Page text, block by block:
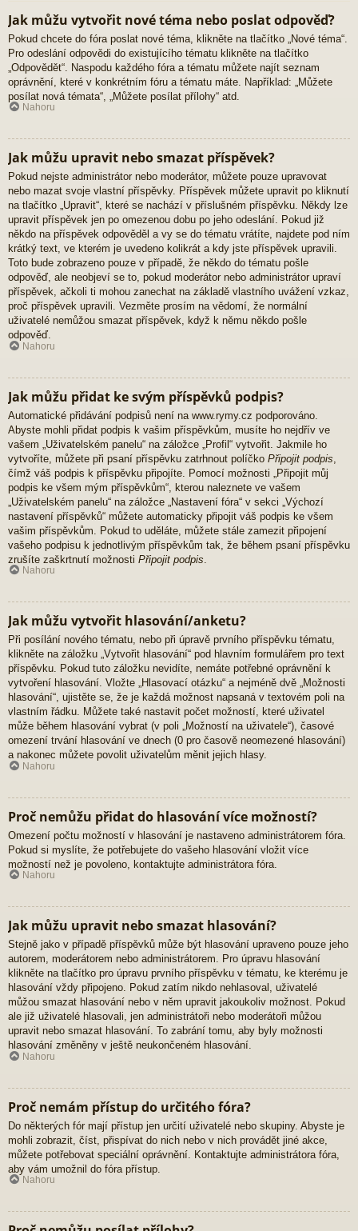
Jak můžu vytvořit nové téma nebo poslat odpověď?
Pokud chcete do fóra poslat nové téma, klikněte na tlačítko „Nové téma“.
Pro odeslání odpovědi do existujícího tématu klikněte na tlačítko
„Odpovědět“. Naspodu každého fóra a tématu můžete najít seznam
oprávnění, které v konkrétním fóru a tématu máte. Například: „Můžete
posílat nová témata“, „Můžete posílat přílohy“ atd.
Nahoru
Jak můžu upravit nebo smazat příspěvek?
Pokud nejste administrátor nebo moderátor, můžete pouze upravovat
nebo mazat svoje vlastní příspěvky. Příspěvek můžete upravit po kliknutí
na tlačítko „Upravit“, které se nachází v příslušném příspěvku. Někdy lze
upravit příspěvek jen po omezenou dobu po jeho odeslání. Pokud již
někdo na příspěvek odpověděl a vy se do tématu vrátíte, najdete pod ním
krátký text, ve kterém je uvedeno kolikrát a kdy jste příspěvek upravili.
Toto bude zobrazeno pouze v případě, že někdo do tématu pošle
odpověď, ale neobjeví se to, pokud moderátor nebo administrátor upraví
příspěvek, ačkoli ti mohou zanechat na základě vlastního uvážení vzkaz,
proč příspěvek upravili. Vezměte prosím na vědomí, že normální
uživatelé nemůžou smazat příspěvek, když k němu někdo pošle
odpověď.
Nahoru
Jak můžu přidat ke svým příspěvků podpis?
Automatické přidávání podpisů není na www.rymy.cz podporováno.
Abyste mohli přidat podpis k vašim příspěvkům, musíte ho nejdřív ve
vašem „Uživatelském panelu“ na záložce „Profil“ vytvořit. Jakmile ho
vytvoříte, můžete při psaní příspěvku zatrhnout políčko Připojit podpis
čímž váš podpis k příspěvku připojíte. Pomocí možnosti „Připojit můj
podpis ke všem mým příspěvkům“, kterou naleznete ve vašem
„Uživatelském panelu“ na záložce „Nastavení fóra“ v sekci „Výchozí
nastavení příspěvků“ můžete automaticky připojit váš podpis ke všem
vašim příspěvkům. Pokud to uděláte, můžete stále zamezit připojení
vašeho podpisu k jednotlivým příspěvkům tak, že během psaní příspěvku
zrušíte zaškrtnutí možnosti Připojit podpis
Nahoru
Jak můžu vytvořit hlasování/anketu?
Při posílání nového tématu, nebo při úpravě prvního příspěvku tématu,
klikněte na záložku „Vytvořit hlasování“ pod hlavním formulářem pro text
příspěvku. Pokud tuto záložku nevidíte, nemáte potřebné oprávnění k
vytvoření hlasování. Vložte „Hlasovací otázku“ a nejméně dvě „Možnosti
hlasování“, ujistěte se, že je každá možnost napsaná v textovém poli na
vlastním řádku. Můžete také nastavit počet možností, které uživatel
může během hlasování vybrat (v poli „Možností na uživatele“), časové
omezení trvání hlasování ve dnech (0 pro časově neomezené hlasování)
a nakonec můžete povolit uživatelům měnit jejich hlasy.
Nahoru
Proč nemůžu přidat do hlasování více možností?
Omezení počtu možností v hlasování je nastaveno administrátorem fóra.
Pokud si myslíte, že potřebujete do vašeho hlasování vložit více
možností než je povoleno, kontaktujte administrátora fóra.
Nahoru
Jak můžu upravit nebo smazat hlasování?
Stejně jako v případě příspěvků může být hlasování upraveno pouze jeho
autorem, moderátorem nebo administrátorem. Pro úpravu hlasování
klikněte na tlačítko pro úpravu prvního příspěvku v tématu, ke kterému je
hlasování vždy připojeno. Pokud zatím nikdo nehlasoval, uživatelé
můžou smazat hlasování nebo v něm upravit jakoukoliv možnost. Pokud
ale již uživatelé hlasovali, jen administrátoři nebo moderátoři můžou
upravit nebo smazat hlasování. To zabrání tomu, aby byly možnosti
hlasování změněny v ještě neukončeném hlasování.
Nahoru
Proč nemám přístup do určitého fóra?
Do některých fór mají přístup jen určití uživatelé nebo skupiny. Abyste je
mohli zobrazit, číst, přispívat do nich nebo v nich provádět jiné akce,
můžete potřebovat speciální oprávnění. Kontaktujte administrátora fóra,
aby vám umožnil do fóra přístup.
Nahoru